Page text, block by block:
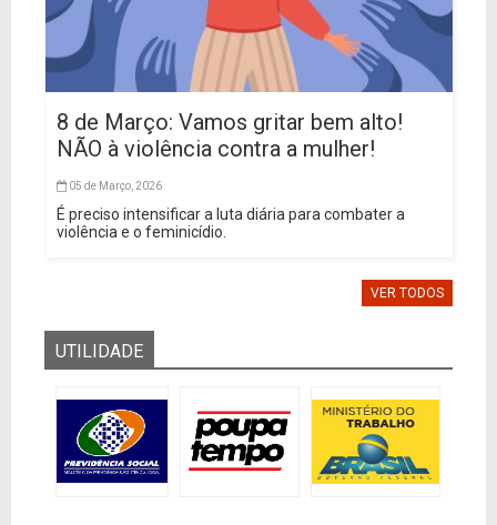
8 de Março: Vamos gritar bem alto!
NÃO à violência contra a mulher!
05 de Março, 2026
É preciso intensificar a luta diária para combater a
violência e o feminicídio.
VER TODOS
UTILIDADE